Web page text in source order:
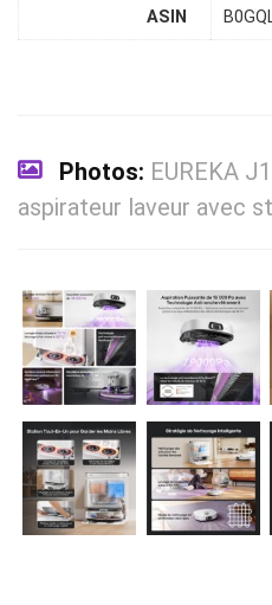
ASIN
Photos: EUREKA
aspirateur laveur avec